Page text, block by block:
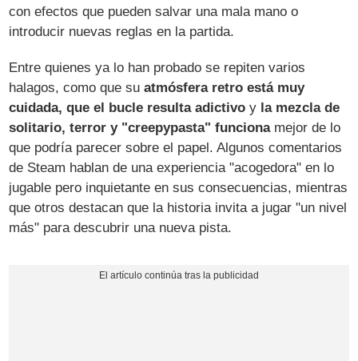
con efectos que pueden salvar una mala mano o
introducir nuevas reglas en la partida.
Entre quienes ya lo han probado se repiten varios
halagos, como que suatmósfera retro está muy
cuidada, que el bucle resulta adictivo y la mezcla de
solitario, terror y "creepypasta" funcionamejor de lo
que podría parecer sobre el papel. Algunos comentarios
de Steam hablan de una experiencia "acogedora" en lo
jugable pero inquietante en sus consecuencias, mientras
que otros destacan que la historia invita a jugar "un nivel
más" para descubrir una nueva pista.